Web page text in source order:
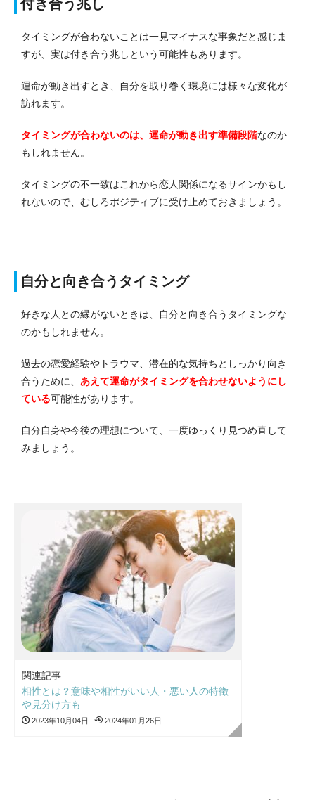
付き合う兆し
タイミングが合わないことは一見マイナスな事象だと感じま
すが、実は付き合う兆しという可能性もあります。
運命が動き出すとき、自分を取り巻く環境には様々な変化が
訪れます。
タイミングが合わないのは、運命が動き出す準備段階なのか
もしれません。
タイミングの不一致はこれから恋人関係になるサインかもし
れないので、むしろポジティブに受け止めておきましょう。
自分と向き合うタイミング
好きな人との縁がないときは、自分と向き合うタイミングな
のかもしれません。
過去の恋愛経験やトラウマ、潜在的な気持ちとしっかり向き
合うために、 あえて運命がタイミングを合わせないようにし
ている可能性があります。
自分自身や今後の理想について、一度ゆっくり見つめ直して
みましょう。
関連記事
相性とは？意味や相性がいい人・悪い人の特徴
や見分け方も
2023年10月04日 2024年01月26日